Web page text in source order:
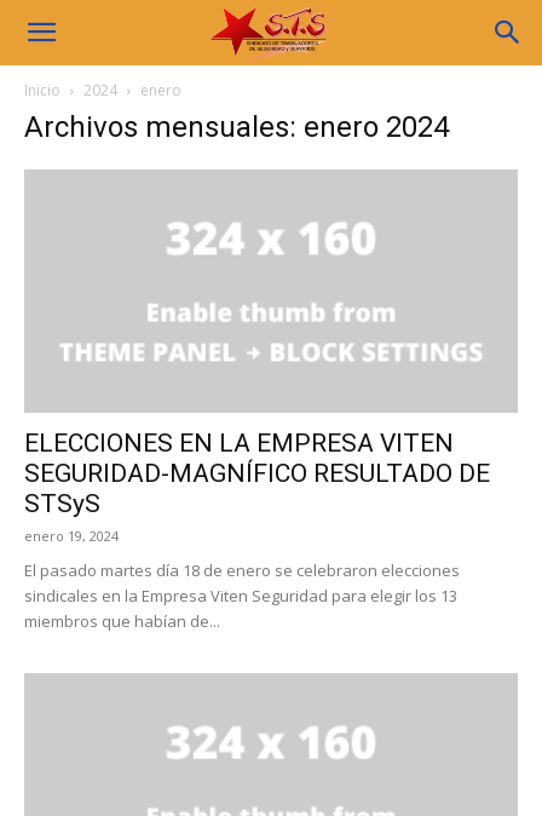
Sindicato
STS
Inicio 2024 enero
Archivos mensuales: enero 2024
ELECCIONES EN LA EMPRESA VITEN
SEGURIDAD-MAGNÍFICO RESULTADO DE
STSyS
enero 19, 2024
El pasado martes día 18 de enero se celebraron elecciones
sindicales en la Empresa Viten Seguridad para elegir los 13
miembros que habían de...